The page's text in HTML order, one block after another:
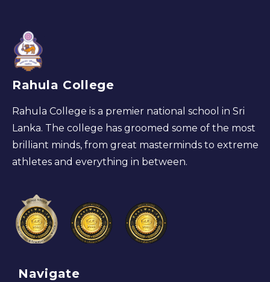
Rahula College
Rahula College is a premier national school in Sri
Lanka. The college has groomed some of the most
brilliant minds, from great masterminds to extreme
athletes and everything in between.
Navigate